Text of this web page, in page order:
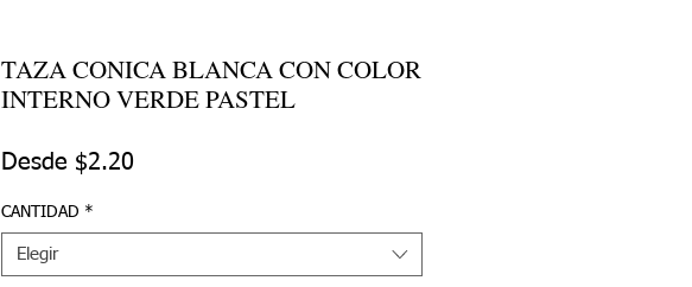
TAZA CONICA BLANCA CON COLOR
INTERNO VERDE PASTEL
Desde $2.20Precio de oferta
CANTIDAD *
Elegir